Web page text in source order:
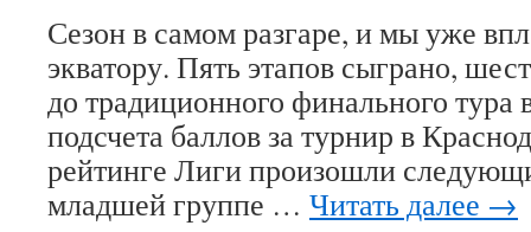
Сезон в самом разгаре, и мы уже
экватору. Пять этапов сыграно,
до традиционного финального тура
подсчета баллов за турнир в
рейтинге Лиги произошли
младшей группе … Читать далее →